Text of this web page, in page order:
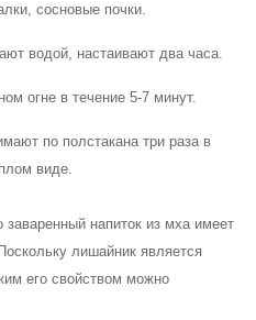
сосновые почки.
водой, настаивают два часа.
огне в течение 5-7 минут.
по полстакана три раза в
виде.
напиток из мха имеет
лишайник является
его свойством можно